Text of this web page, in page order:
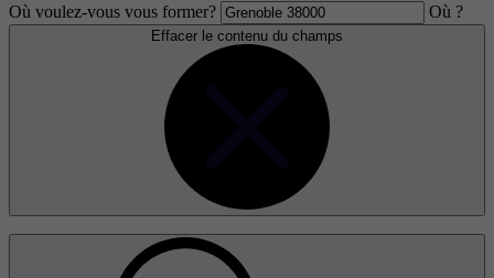
Où voulez-vous vous former? Où ?
Effacer le contenu du champs